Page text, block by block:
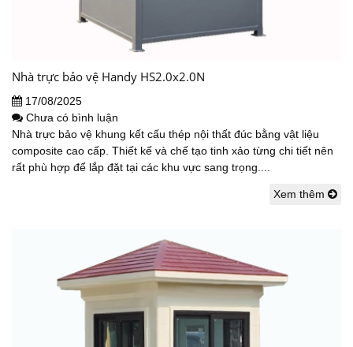
Nhà trực bảo vệ Handy HS2.0x2.0N
17/08/2025
Chưa có bình luận
Nhà trực bảo vệ khung kết cấu thép nội thất đúc bằng vật liệu
composite cao cấp. Thiết kế và chế tạo tinh xảo từng chi tiết nên
rất phù hợp để lắp đặt tại các khu vực sang trọng....
Xem thêm